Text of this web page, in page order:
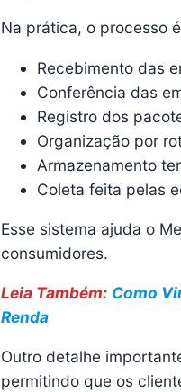
Na prática, o processo
Recebimento das
Conferência das
Registro dos
Organização por
Armazenamento
Coleta feita pelas
Esse sistema ajuda o
consumidores.
Leia Também: Como
Renda
Outro detalhe
permitindo que os